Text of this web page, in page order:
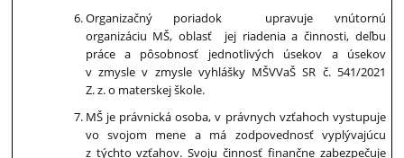
Organizačný poriadok upravuje vnútornú
organizáciu MŠ, oblasť jej riadenia a činnosti, deľbu
práce a pôsobnosť jednotlivých úsekov a úsekov
v zmysle v zmysle vyhlášky MŠVVaŠ SR č. 541/2021
Z. z. o materskej škole.
MŠ je právnická osoba, v právnych vzťahoch vystupuje
vo svojom mene a má zodpovednosť vyplývajúcu
z týchto vzťahov. Svoju činnosť finančne zabezpečuje